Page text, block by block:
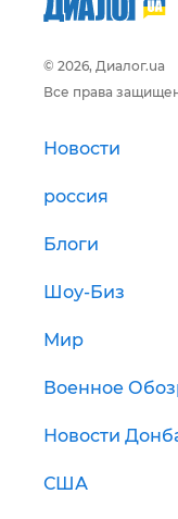
© 2026, Диалог.ua
Все права
Новости
россия
Блоги
Шоу-Биз
Мир
Военное
Новости
США